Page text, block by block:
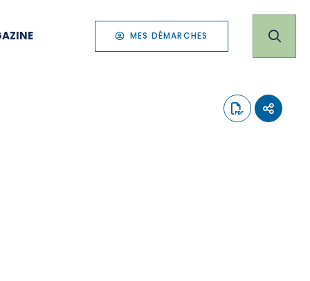
MES DÉMARCHES